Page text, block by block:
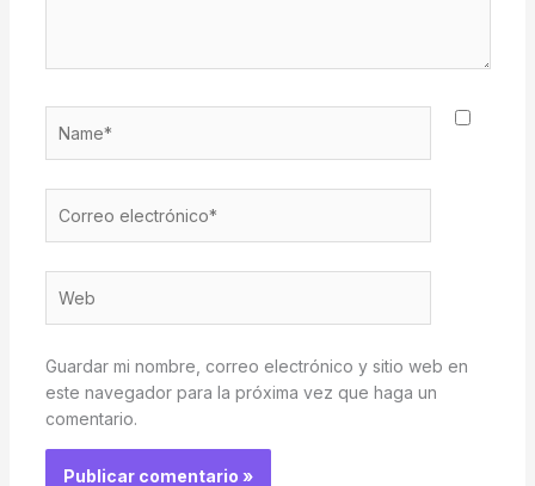
electrónico*
Guardar mi nombre, correo electrónico y sitio web en
este navegador para la próxima vez que haga un
comentario.